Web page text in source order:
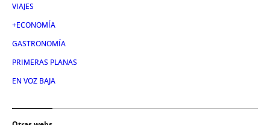
VIAJES
+ECONOMÍA
GASTRONOMÍA
PRIMERAS PLANAS
EN VOZ BAJA